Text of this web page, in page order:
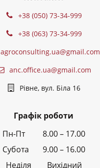
+38 (050) 73-34-999
+38 (063) 73-34-999
agroconsulting.ua@gmail.com
anc.office.ua@gmail.com
Рівне, вул. Біла 16
Графік роботи
Пн-Пт 8.00 – 17.00
Субота 9.00 – 16.00
Неділя Вихідний